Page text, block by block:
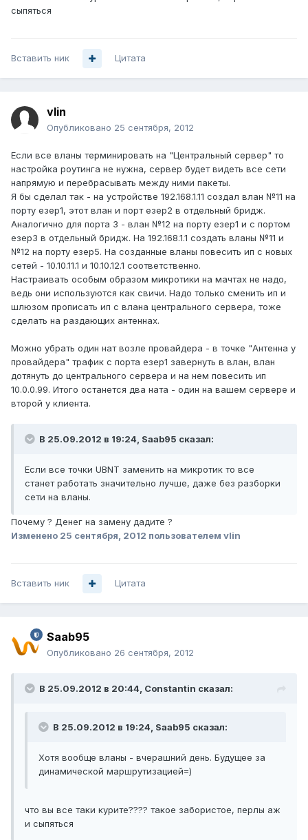
сыпяться
Вставить ник Цитата
vlin
Опубликовано 25 сентября, 2012
Если все вланы терминировать на "Центральный сервер" то
настройка роутинга не нужна, сервер будет видеть все сети
напрямую и перебрасывать между ними пакеты.
Я бы сделал так - на устройстве 192.168.1.11 создал влан №11 на
порту езер1, этот влан и порт езер2 в отдельный бридж.
Аналогично для порта 3 - влан №12 на порту езер1 и с портом
езер3 в отдельный бридж. На 192.168.1.1 создать вланы №11 и
№12 на порту езер5. На созданные вланы повесить ип с новых
сетей - 10.10.11.1 и 10.10.12.1 соответственно.
Настраивать особым образом микротики на мачтах не надо,
ведь они используются как свичи. Надо только сменить ип и
шлюзом прописать ип с влана центрального сервера, тоже
сделать на раздающих антеннах.
Можно убрать один нат возле провайдера - в точке "Антенна у
провайдера" трафик с порта езер1 завернуть в влан, влан
дотянуть до центрального сервера и на нем повесить ип
10.0.0.99. Итого останется два ната - один на вашем сервере и
второй у клиента.
В 25.09.2012 в 19:24, Saab95 сказал:
Если все точки UBNT заменить на микротик то все
станет работать значительно лучше, даже без разборки
сети на вланы.
Почему ? Денег на замену дадите ?
Изменено 25 сентября, 2012 пользователем vlin
Вставить ник Цитата
Saab95
Опубликовано 26 сентября, 2012
В 25.09.2012 в 20:44, Constantin сказал:
В 25.09.2012 в 19:24, Saab95 сказал:
Хотя вообще вланы - вчерашний день. Будущее за
динамической маршрутизацией=)
что вы все таки курите???? такое забористое, перлы аж
и сыпяться